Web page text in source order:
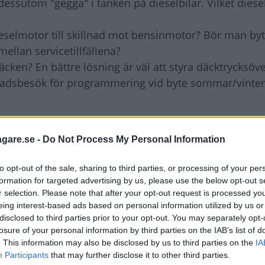
- Do Not Process My Personal Information
opt-out of the sale, sharing to third parties, or processing of your
for targeted advertising by us, please use the below opt-out
selection. Please note that after your opt-out request is processed
interest-based ads based on personal information utilized by us
to third parties prior to your opt-out. You may separately
of your personal information by third parties on the IAB’s list of
This information may also be disclosed by us to third parties on the
Participants that may further disclose it to other third parties.
"gegga" i tanken på dieselbilar. Vilket
till skillnad mot bensinmotor? Bör man
servicetillfällena?
En bättre lösning är väl att styra
för programmering vid byte sommar/
har Subaru inte haft några problem med.
kallad farmartank.) Subarus motorer behöver
Det är fritt att välja dieselfabrikat och
på förbränningen och de partiklar som bildas.
lämnas till en auktoriserad verkstad nollställs
regenerera partikelfiltret.
vilket bara kan göras med ventiler i däcken.